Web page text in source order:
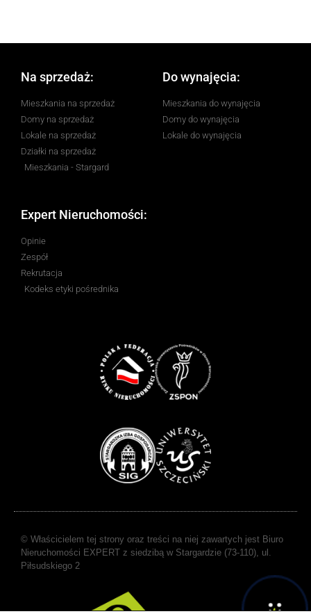
Na sprzedaż:
Mieszkania na sprzedaż
Domy na sprzedaż
Lokale na sprzedaż
Działki na sprzedaż
Mieszkania - Stargard
Do wynajęcia:
Mieszkania do wynajęcia
Domy do wynajęcia
Lokale do wynajęcia
Expert Nieruchomości:
Opinie
Zespół
Rekrutacja
Kodeks etyki pośrednika
© Właścicielem tej strony oraz treści na niej zawartych jest Biuro
Nieruchomości EXPERT z siedzibą w Stargardzie (73-110), ul.
Piłsudskiego 2